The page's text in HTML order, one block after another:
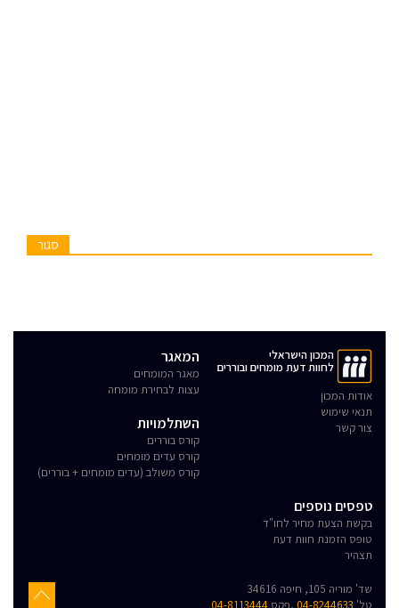
סגור
המכון הישראלי
לחוות דעת מומחים ובוררים
אודות המכון
תנאי שימוש
צור קשר
המאגר
מאגר המומחים
עצות לבחירת מומחה
השתלמויות
קורס בוררים
קורס עדים מומחים
קורס משולב (עדים מומחים + בוררים)
טפסים נוספים
בקשת הצעת מחיר לחו"ד
טופס הזמנת חוות דעת
תצהיר
שד' מוריה 105, חיפה 34616
טל' 04-8244633 ,פקס 04-8113444